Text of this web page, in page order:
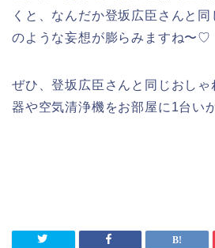
くと、なんだか登坂広臣さんと
のような妄想が膨らみますね〜♡
ぜひ、登坂広臣さんと同じおしゃ
器や空気清浄機をお部屋に1台い